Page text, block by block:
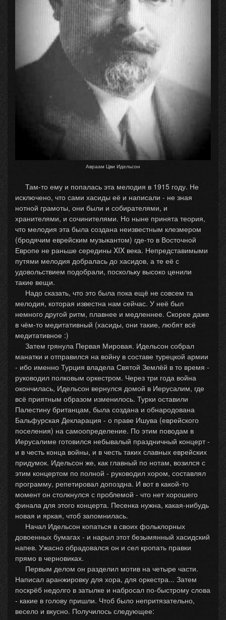
Авраам Цви Идельсон
Там-то ему и попалась эта мелодия в 1915 году. Не
исключено, что сами хасиды её и написали - не зная
нотной грамоты, они были и собирателями, и
хранителями, и сочинителями. Но ныне принята теория,
что мелодия эта была создана неизвестным клезмером
(бродячим еврейским музыкантом) где-то в Восточной
Европе не раньше середины XIX века. Непредставимыми
путями мелодия добралась до хасидов, а те её с
удовольствием подобрали, поскольку высоко ценили
такие вещи.
Надо сказать, что это была пока ещё не совсем та
мелодия, которая известна нам сейчас. У неё был
немного другой ритм, плавнее и медленнее. Скорее даже
в чём-то медитативный (хасиды, они такие, любят всё
медитативное :)
Затем грянула Первая Мировая. Идельсон собрал
манатки и отправился на войну в составе турецкой армии
- ибо именно Турция владела Святой Землёй в то время -
руководил полковым оркестром. Через три года война
окончилась, Идельсон вернулся домой в Иерусалим, где
всё приятным образом изменилось. Турки оставили
Палестину британцам, была создана и обнародована
Бальфурская Декларация - о праве Ишува (еврейского
поселения) на самоопределение. По этим поводам в
Иерусалиме готовился небывалый праздничный концерт -
и в честь конца войны, и в честь таких славных еврейских
придумок. Идельсон же, как главный по нотам, возился с
этим концертом по полной - руководил хором, составлял
программу, репетировал допоздна. И вот в какой-то
момент он столкнулся с проблемой - что нет хорошего
финала для этого концерта. Песенка нужна, какая-нибудь
новая и яркая, чтоб запомнилась.
Начал Идельсон копаться в своих фольклорных
довоенных бумагах - и нарыл этот безымянный хасидский
напев. Ужасно обрадовался он и сел кропать правки
прямо в черновиках.
Первым делом он разделил мотив на четыре части.
Написал аранжировку для хора, для оркестра... Затем
поскрёб недолго в затылке и набросал по-быстрому слова
- какие в голову пришли. Чтоб было непритязательно,
весело и вкусно. Получилось следующее: